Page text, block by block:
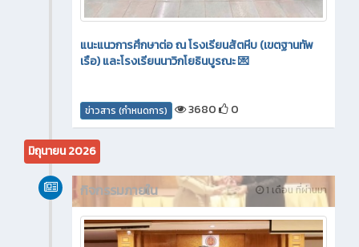
แนะแนวการศึกษาต่อ ณ โรงเรียนสัตหีบ (เขตฐานทัพ
เรือ) และโรงเรียนนาวิกโยธินบูรณะ 💌
ข่าวสาร (กำหนดการ) 3680 0
มิถุนายน 2026
1 เดือน ที่ผ่านมา
กิจกรรมภายใน